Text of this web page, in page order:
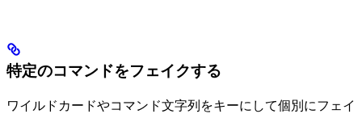
特定のコマンドをフェイクする
ワイルドカードやコマンド文字列をキーにして個別にフェイ